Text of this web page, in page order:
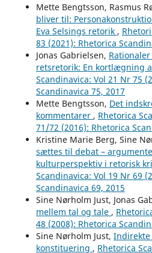
Mette Bengtsson, Rasmus
bliver til:
Eva Selsings retorik ,
83 (2021): Rhetorica
Jonas Gabrielsen,
retsretorik: En kortlægning
Scandinavica: Vol 21 Nr 75
Scandinavica 75, 2017
Mette Bengtsson, Det
kommentarer , Rhetorica
71/72 (2016): Rhetorica
Kristine Marie Berg, Sine
sættes til debat –
kulturperspektiv i retorisk
Scandinavica: Vol 19 Nr 69
Scandinavica 69, 2015
Sine Nørholm Just, Jonas
mellem tal og tale ,
48 (2008): Rhetorica
Sine Nørholm Just, Indirekte
konstituering , Rhetorica